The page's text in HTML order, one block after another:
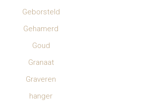
Geborsteld
Gehamerd
Goud
Granaat
Graveren
hanger